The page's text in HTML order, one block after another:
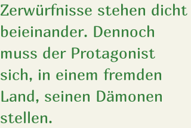
Zerwürfnisse stehen dicht
beieinander. Dennoch
muss der Protagonist
sich, in einem fremden
Land, seinen Dämonen
stellen.